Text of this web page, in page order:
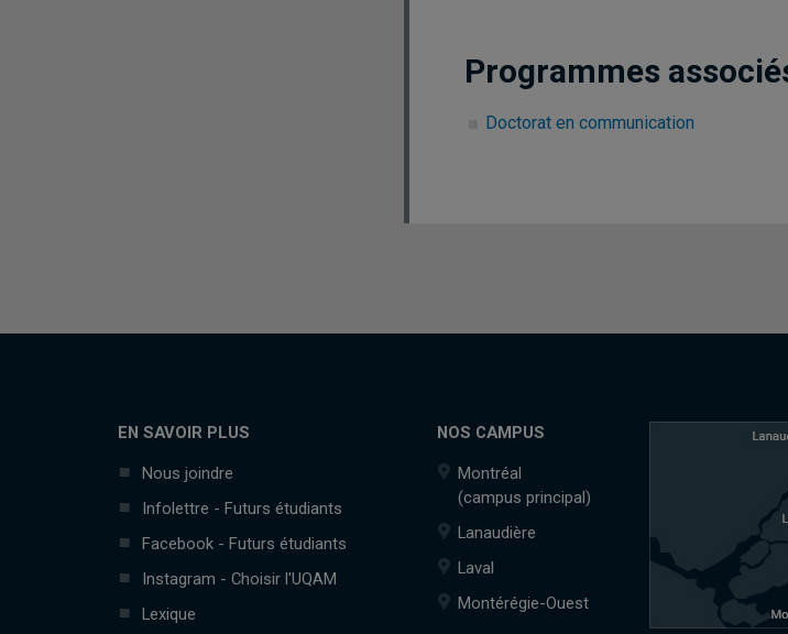
Programmes
Doctorat en communication
EN SAVOIR PLUS
Nous joindre
Infolettre - Futurs étudiants
Facebook - Futurs étudiants
Instagram - Choisir l'UQAM
Lexique
NOS CAMPUS
Montréal
(campus principal)
Lanaudière
Laval
Montérégie-Ouest